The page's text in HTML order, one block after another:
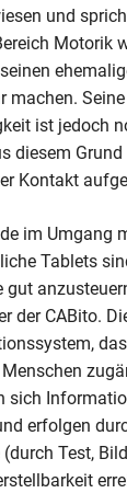
und
Motorik
machen. Seine
ist jedoch
diesem Grund
Kontakt
im Umgang
Tablets
der CABito.
das
sich
erfolgen
Test,